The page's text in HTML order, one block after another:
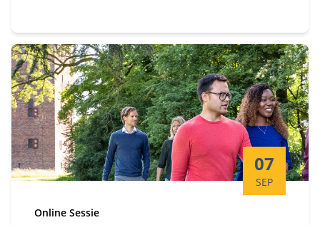
Startdatum:
07
SEP
Type:
Online Sessie